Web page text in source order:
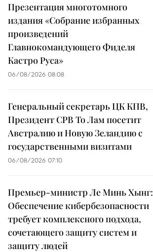
Презентация многотомного
издания «Собрание избранных
произведений
Главнокомандующего Фиделя
Кастро Руса»
06/08/2026 08:08
Генеральный секретарь ЦК КПВ,
Президент СРВ То Лам посетит
Австралию и Новую Зеландию с
государственными визитами
06/08/2026 07:10
Премьер-министр Ле Минь Хынг:
Обеспечение кибербезопасности
требует комплексного подхода,
сочетающего защиту систем и
защиту людей